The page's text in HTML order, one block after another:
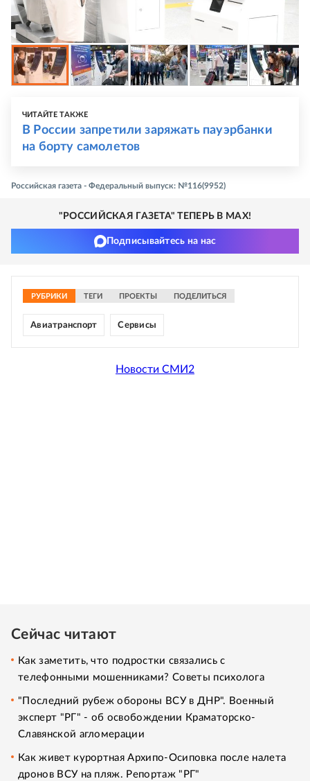
ЧИТАЙТЕ ТАКЖЕ
В России запретили заряжать пауэрбанки
на борту самолетов
Российская газета - Федеральный выпуск: №116(9952)
"РОССИЙСКАЯ ГАЗЕТА" ТЕПЕРЬ В MAX!
Подписывайтесь на нас
РУБРИКИ ТЕГИ ПРОЕКТЫ ПОДЕЛИТЬСЯ
Авиатранспорт Сервисы
Новости СМИ2
Сейчас читают
Как заметить, что подростки связались с
телефонными мошенниками? Советы психолога
"Последний рубеж обороны ВСУ в ДНР". Военный
эксперт "РГ" - об освобождении Краматорско-
Славянской агломерации
Как живет курортная Архипо-Осиповка после налета
дронов ВСУ на пляж. Репортаж "РГ"